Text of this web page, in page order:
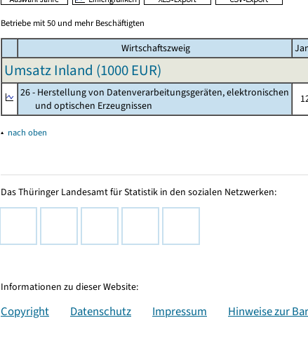
Betriebe mit 50 und mehr Beschäftigten
Wirtschaftszweig
Umsatz Inland (1000 EUR)
26 - Herstellung von Datenverarbeitungsgeräten, elektronischen
und optischen Erzeugnissen
▴ nach oben
Das Thüringer Landesamt für Statistik in den sozialen Netzwerken:
Informationen zu dieser Website:
Copyright Datenschutz Impressum Hinweise zur